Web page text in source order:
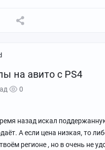
на авито с PS4
0
назад искал
А если цена низкая, то
регионе , но в очень не